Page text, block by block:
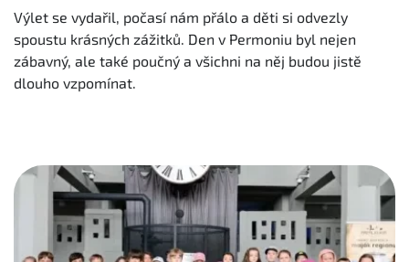
Výlet se vydařil, počasí nám přálo a děti si odvezly
spoustu krásných zážitků. Den v Permoniu byl nejen
zábavný, ale také poučný a všichni na něj budou jistě
dlouho vzpomínat.